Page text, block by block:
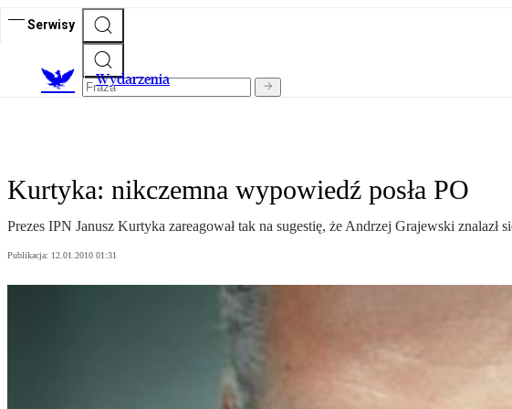
Serwisy
Wydarzenia
Kurtyka: nikczemna wypowiedź posła PO
Prezes IPN Janusz Kurtyka zareagował tak na sugestię, że Andrzej Grajewski
Publikacja: 12.01.2010 01:31